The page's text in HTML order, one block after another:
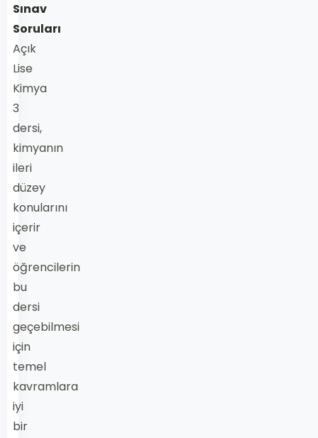
Sınav
Soruları
Açık
Lise
Kimya
3
dersi,
kimyanın
ileri
düzey
konularını
içerir
ve
öğrencilerin
bu
dersi
geçebilmesi
için
temel
kavramlara
iyi
bir